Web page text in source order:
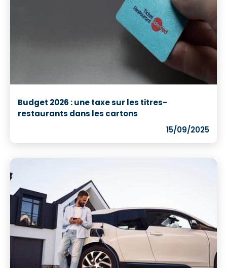
Budget 2026 : une taxe sur les titres-
restaurants dans les cartons
15/09/2025